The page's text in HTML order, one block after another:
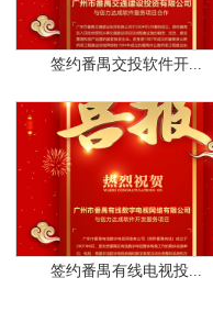
签约番禺交投软件开...
签约番禺有线电视投...